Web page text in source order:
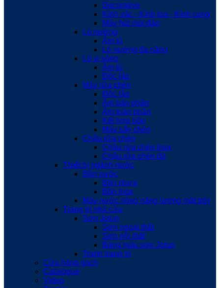
Decorative
Kính vác - Kính toa - Kính cong
Máy hút mùi đảo
Lò nướng
Âm tủ
Lò nướng đa năng
Lò vi sóng
Âm tủ
Độc lập
Máy rửa chén
Độc lập
Âm bán phần
Âm toàn phần
Kết hợp bồn
Máy sấy chén
Chậu rửa chén
Chậu rửa chén Inox
Chậu rửa chén đá
Thiết bị ngành nước
Bồn nước
Bồn nhựa
Bồn Inox
Máy nước nóng năng lượng mặt trời
Trang trí nhà cửa
Sơn Jotun
Sơn ngoại thất
Sơn nội thất
Bảng màu sơn Jotun
Tranh trang trí
Cửa hàng gạch
Catalogue
Video